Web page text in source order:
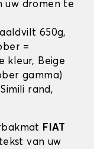
uw dromen te
650g,
=
kleur, Beige
gamma)
Simili rand,
FIAT
van uw